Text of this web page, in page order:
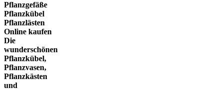
Pflanzgefäße
Pflanzkübel
Pflanzlästen
Online kaufen
Die
wunderschönen
Pflanzkübel,
Pflanzvasen,
Pflanzkästen
und